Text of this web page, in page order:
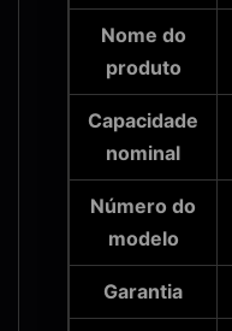
Nome do
produto
Capacidade
nominal
Número do
modelo
Garantia